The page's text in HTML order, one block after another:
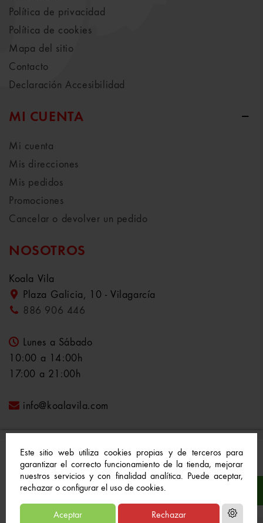
Este sitio web utiliza cookies propias y de terceros para
garantizar el correcto funcionamiento de la tienda, mejorar
nuestros servicios y con finalidad analítica. Puede aceptar,
rechazar o configurar el uso de cookies.
Aceptar Rechazar
Política de privacidad
Política de cookies
Mapa del sitio
Contacto
Declaración Accesibilidad
MI CUENTA
Mi cuenta
Mis direcciones
Mis pedidos
Promociones
Cancelar o devolver un pedido
NOSOTROS
Koala Vila
Plaza Galicia, 10 - Vilagarcía
886 906 446
Lunes a Sábado
10:00 a 14:00h
17:00 a 21:00h
info@koalavila.com
© 2021-2022 Koala Vila™. Todos los derechos